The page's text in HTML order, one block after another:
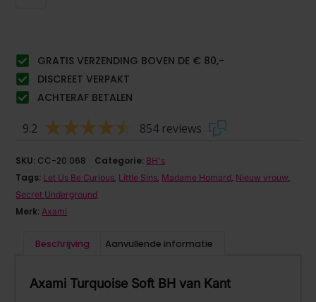
GRATIS VERZENDING BOVEN DE € 80,-
DISCREET VERPAKT
ACHTERAF BETALEN
9.2 854 reviews
SKU: CC-20.068 Categorie: BH's
Tags: Let Us Be Curious, Little Sins, Madame Homard, Nieuw vrouw,
Secret Underground
Merk:Axami
Beschrijving Aanvullende informatie
Axami Turquoise Soft BH van Kant